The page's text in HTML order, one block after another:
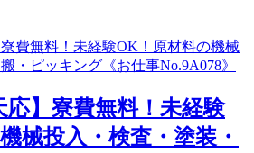
応】寮費無料！未経験
械投入・検査・塗装・